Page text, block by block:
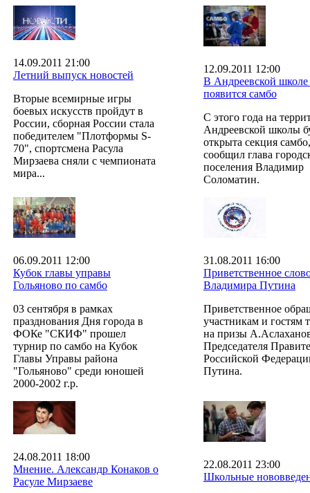
14.09.2011 21:00
Летний выпуск новостей
Вторые всемирные игры
боевых искусств пройдут в
России, сборная России стала
победителем "Плотформы S-
70", спортсмена Расула
Мирзаева сняли с чемпионата
мира...
12.09.2011 12:00
В Андреевской школе
появится самбо
С этого года на
Андреевской школы
открыта секция
сообщил глава
поселения Владимир
Соломатин.
06.09.2011 12:00
Кубок главы управы
Гольяново по самбо
03 сентября в рамках
празднования Дня города в
ФОКе "СКИФ" прошел
турнир по самбо на Кубок
Главы Управы района
"Гольяново" среди юношей
2000-2002 г.р.
31.08.2011 16:00
Приветственное
Владимира Путина
Приветственное
участникам и гостям
на призы
Председателя
Российской
Путина.
24.08.2011 18:00
Мнение. Александр Конаков о
Расуле Мирзаеве
22.08.2011 23:00
Школьные